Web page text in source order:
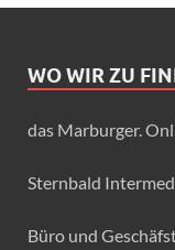
WO WIR ZU
das Marburger.
Sternbald
Büro und